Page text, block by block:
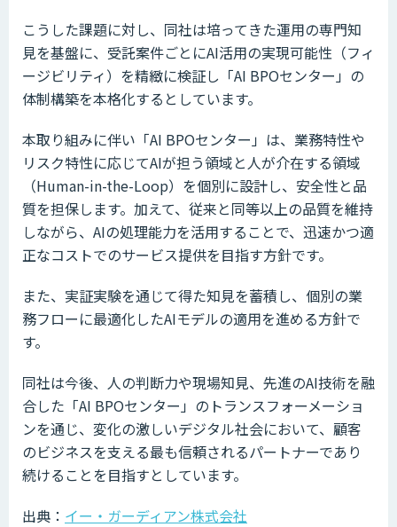
こうした課題に対し、同社は培ってきた運用の専門知
見を基盤に、受託案件ごとにAI活用の実現可能性（フィ
ージビリティ）を精緻に検証し「AI BPOセンター」の
体制構築を本格化するとしています。
本取り組みに伴い「AI BPOセンター」は、業務特性や
リスク特性に応じてAIが担う領域と人が介在する領域
（Human-in-the-Loop）を個別に設計し、安全性と品
質を担保します。加えて、従来と同等以上の品質を維持
しながら、AIの処理能力を活用することで、迅速かつ適
正なコストでのサービス提供を目指す方針です。
また、実証実験を通じて得た知見を蓄積し、個別の業
務フローに最適化したAIモデルの適用を進める方針で
す。
同社は今後、人の判断力や現場知見、先進のAI技術を融
合した「AI BPOセンター」のトランスフォーメーショ
ンを通じ、変化の激しいデジタル社会において、顧客
のビジネスを支える最も信頼されるパートナーであり
続けることを目指すとしています。
出典： イー・ガーディアン株式会社